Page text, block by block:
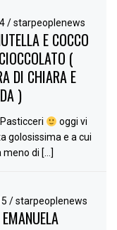
/ starpeoplenews
E COCCO
(
DI CHIARA E
)
oggi vi
golosissima e a cui
meno di […]
/ starpeoplenews